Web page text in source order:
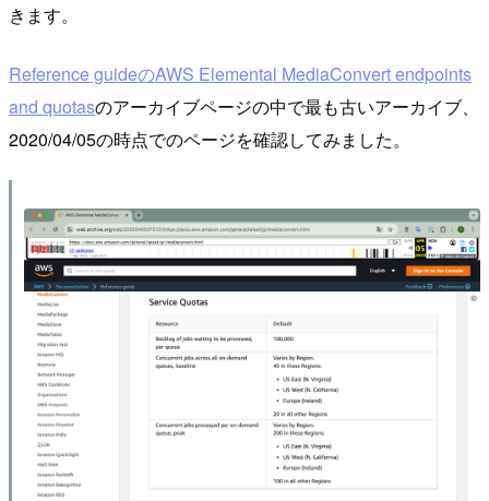
きます。
Reference guideのAWS Elemental MediaConvert endpoints
and quotasのアーカイブページの中で最も古いアーカイブ、
2020/04/05の時点でのページを確認してみました。